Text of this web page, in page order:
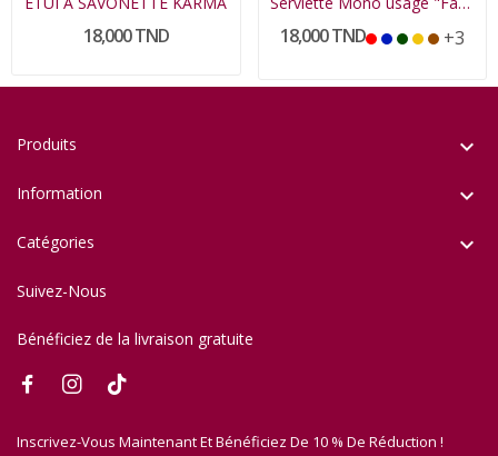
18,000 TND 18,000 TND +3
Produits 
Information 
Catégories 
Suivez-Nous
Bénéficiez de la livraison gratuite
Inscrivez-Vous Maintenant Et Bénéficiez De 10 % De Réduction !